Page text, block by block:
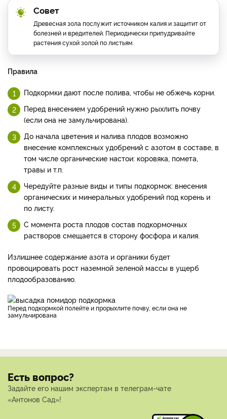
Совет
Древесная зола послужит источником калия и защитит от
болезней и вредителей. Периодически припудривайте
растения сухой золой по листьям.
Правила
Подкормки дают после полива, чтобы не обжечь корни.
Перед внесением удобрений нужно рыхлить почву
(если она не замульчирована).
До начала цветения и налива плодов возможно
внесение комплексных удобрений с азотом в составе, в
том числе органические настои: коровяка, помета,
травы и т.п.
Чередуйте разные виды и типы подкормок: внесения
органических и минеральных удобрений под корень и
по листу.
С момента роста плодов состав подкормочных
растворов смещается в сторону фосфора и калия.
Излишнее содержание азота и органики будет
провоцировать рост наземной зеленой массы в ущерб
плодообразованию.
Перед подкормкой полейте и прорыхлите почву, если она не
замульчирована
Есть вопрос?
Задайте его нашим экспертам в телеграм-чате
«Антонов Сад»!